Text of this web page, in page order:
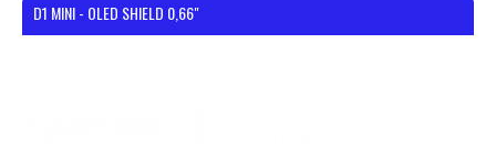
D1 MINI - OLED SHIELD 0,66"